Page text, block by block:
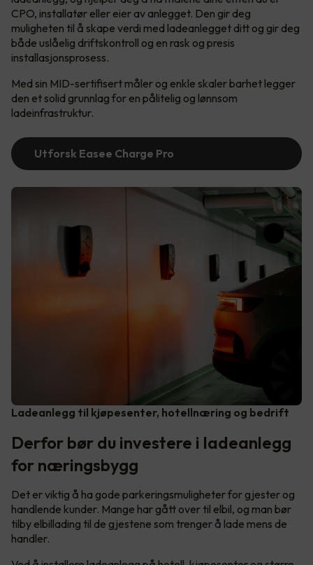
CPO, installatør eller eier av anlegget. Den gir deg
muligheten til å skape verdi med ladeanlegget ditt og gir deg
både uslåelig driftskontroll og en rask og presis
installasjonsprosess.
Med sin MID-sertifisert måler og enkle skaler barhet legger
den et solid grunnlag for en pålitelig og lønnsom
ladeinfrastruktur.
Utforsk Easee Charge Pro
Ladeanlegg til kjøpesenter, hotellnæring og bedrift
Derfor bør du investere i ladeanlegg
for næringsbygg
Det er viktig å ha gode parkeringsmuligheter for gjester og
handlende kunder. Mange har gått over til elbil, og man bør
tilby elbillading til de gjestene som trenger å lade mens de
handler.